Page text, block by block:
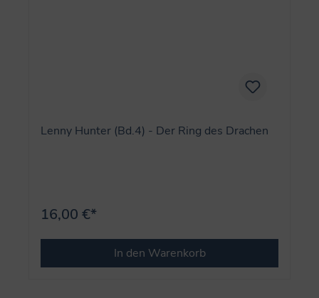
Lenny Hunter (Bd.4) - Der Ring des Drachen
16,00 €*
In den Warenkorb